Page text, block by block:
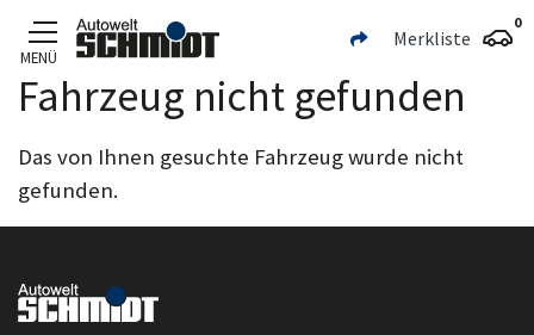
Zum Hauptinhalt
MENÜ
Merkliste
0
Fahrzeug nicht gefunden
Das von Ihnen gesuchte Fahrzeug wurde nicht
gefunden.